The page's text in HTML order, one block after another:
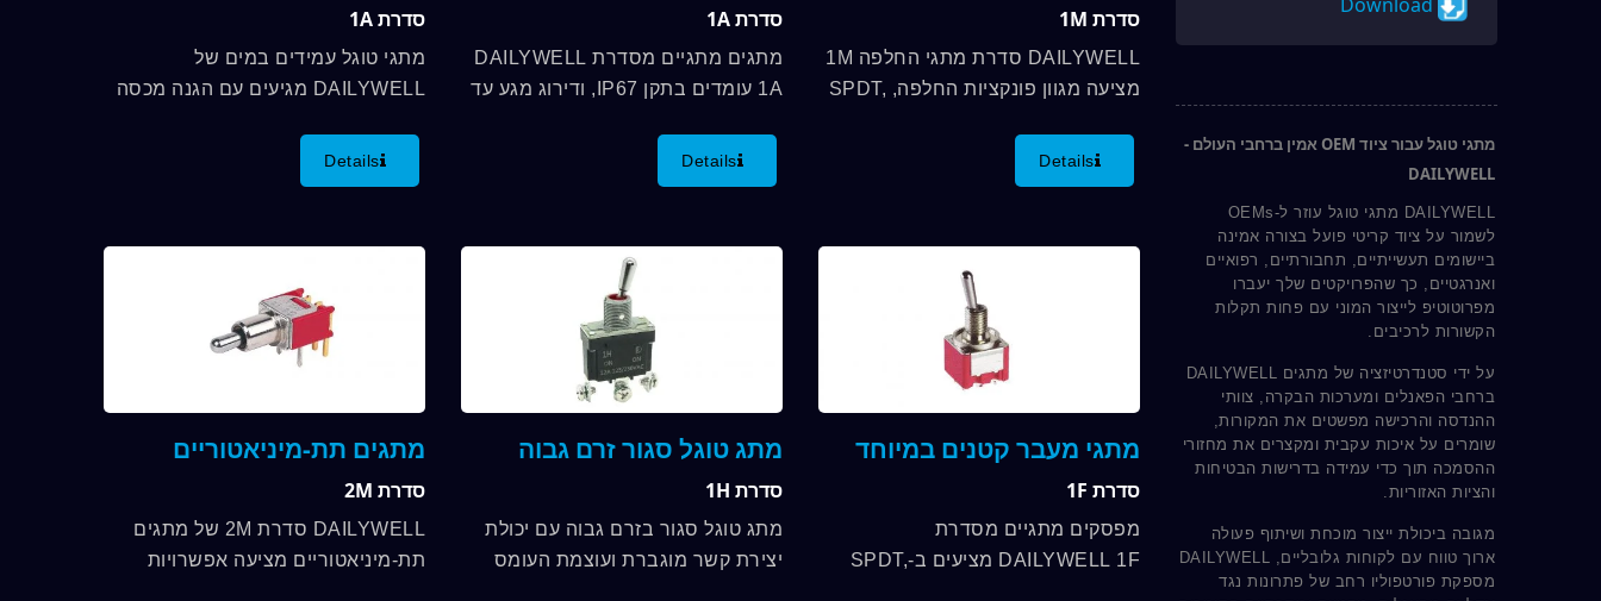
סדרת 1M
DAILYWELL סדרת מתגי החלפה 1M
מציעה מגוון פונקציות החלפה, SPDT,
RoHS. טווח טמפרטורת...
Details
סדרת 1A
מתגים מתגיים מסדרת DAILYWELL
1A עומדים בתקן IP67, ודירוג מגע עד
SPDT, DPDT, 3PDT ועוד. אנו...
Details
סדרת 1A
מתגי טוגל עמידים במים של
DAILYWELL מגיעים עם הגנה מכסה
מספקים מגוון פונקציות מתג
ללקוחות....
Details
מתגי מעבר קטנים במיוחד
סדרת 1F
מפסקים מתגיים מסדרת
DAILYWELL 1F מציעים ב-SPDT,
מתג טוגל סגור זרם גבוה
סדרת 1H
מתג טוגל סגור בזרם גבוה עם יכולת
יצירת קשר מוגברת ועוצמת העומס
מתגים תת-מיניאטוריים
סדרת 2M
DAILYWELL סדרת 2M של מתגים
תת-מיניאטוריים מציעה אפשרויות
מתגי טוגל עבור ציוד OEM אמין ברחבי העולם -
DAILYWELL
DAILYWELL מתגי טוגל עוזר ל-OEMs
לשמור על ציוד קריטי פועל בצורה אמינה
ביישומים תעשייתיים, תחבורתיים, רפואיים
ואנרגטיים, כך שהפרויקטים שלך יעברו
מפרוטוטיפ לייצור המוני עם פחות תקלות
הקשורות לרכיבים.
על ידי סטנדרטיזציה של מתגים DAILYWELL
ברחבי הפאנלים ומערכות הבקרה, צוותי
ההנדסה והרכישה מפשטים את המקורות,
שומרים על איכות עקבית ומקצרים את מחזורי
ההסמכה תוך כדי עמידה בדרישות הבטיחות
והציות האזוריות.
מגובה ביכולת ייצור מוכחת ושיתוף פעולה
ארוך טווח עם לקוחות גלובליים, DAILYWELL
מספקת פורטפוליו רחב של פתרונות נגד